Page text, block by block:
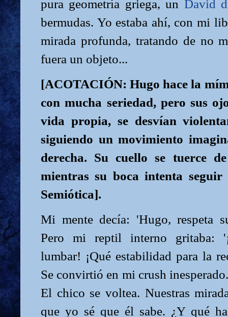
pura geometría griega, un David
bermudas. Yo estaba ahí, con mi
mirada profunda, tratando de no
fuera un objeto...
[ACOTACIÓN: Hugo hace la
con mucha seriedad, pero sus
vida propia, se desvían
siguiendo un movimiento
derecha. Su cuello se tuerce
mientras su boca intenta seguir
Semiótica].
Mi mente decía: 'Hugo, respeta
Pero mi reptil interno gritaba:
lumbar! ¡Qué estabilidad para la
Se convirtió en mi crush
El chico se voltea. Nuestras
que yo sé que él sabe. ¿Y qué